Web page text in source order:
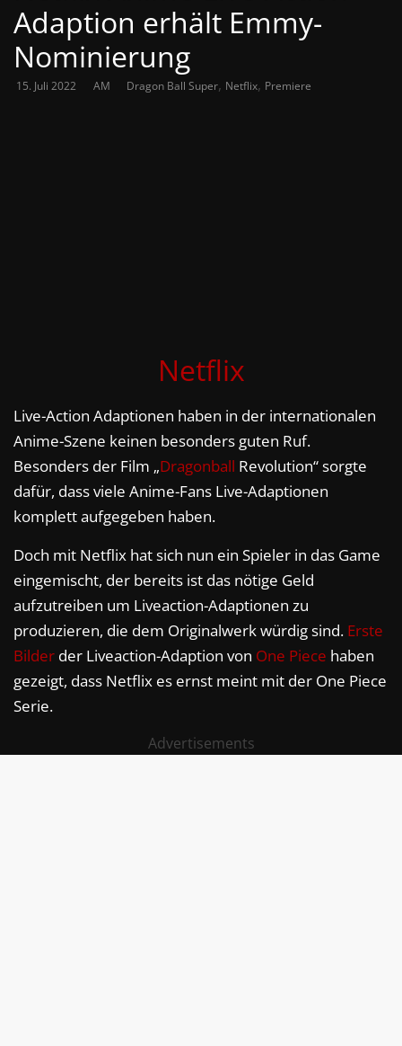
Adaption erhält Emmy-
Nominierung
15. Juli 2022 AM Dragon Ball Super, Netflix, Premiere
Netflix
Live-Action Adaptionen haben in der internationalen
Anime-Szene keinen besonders guten Ruf.
Besonders der Film „Dragonball Revolution“ sorgte
dafür, dass viele Anime-Fans Live-Adaptionen
komplett aufgegeben haben.
Doch mit Netflix hat sich nun ein Spieler in das Game
eingemischt, der bereits ist das nötige Geld
aufzutreiben um Liveaction-Adaptionen zu
produzieren, die dem Originalwerk würdig sind. Erste
Bilder der Liveaction-Adaption von One Piece haben
gezeigt, dass Netflix es ernst meint mit der One Piece
Serie.
Advertisements